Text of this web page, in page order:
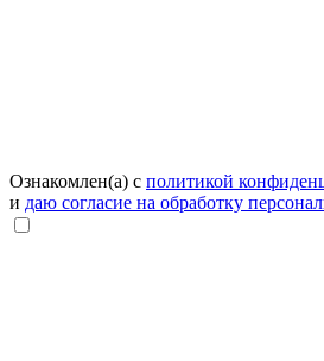
Ознакомлен(а) с политикой
и даю согласие на обработку